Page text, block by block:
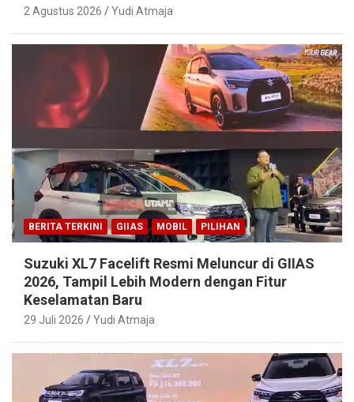
2 Agustus 2026 Yudi Atmaja
BERITA TERKINI GIIAS MOBIL PILIHAN
Suzuki XL7 Facelift Resmi Meluncur di GIIAS
2026, Tampil Lebih Modern dengan Fitur
Keselamatan Baru
29 Juli 2026 Yudi Atmaja